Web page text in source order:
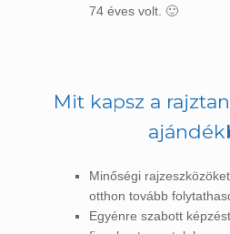
74 éves volt. 🙂
Mit kapsz a
Minőségi
otthon tovább
Egyénre szabott